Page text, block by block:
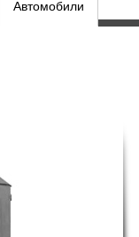
Автомобили